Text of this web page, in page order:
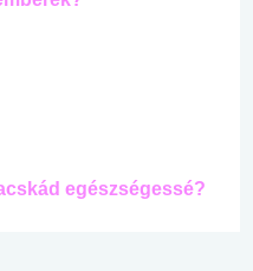
egészségessé?